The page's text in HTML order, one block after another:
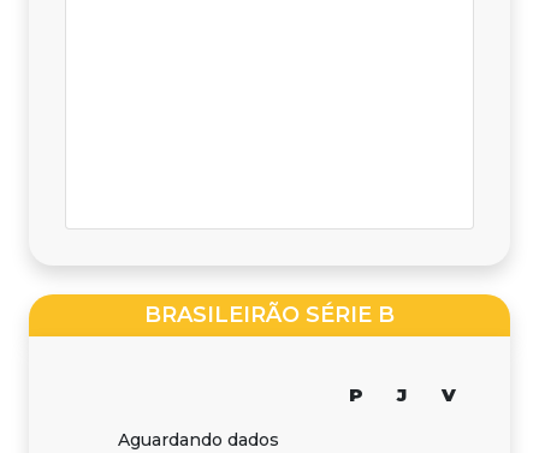
BRASILEIRÃO SÉRIE B
P J V
Aguardando dados